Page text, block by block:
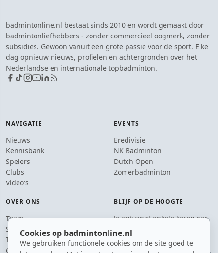
Cookies op badmintonline.nl
We gebruiken functionele cookies om de site goed te
badmintonline.nl bestaat sinds 2010 en wordt gemaakt door
badmintonliefhebbers - zonder commercieel oogmerk, zonder
subsidies. Gewoon vanuit een grote passie voor de sport. Elke
dag opnieuw nieuws, profielen en achtergronden over het
Nederlandse en internationale topbadminton.
NAVIGATIE
Nieuws
Kennisbank
Spelers
Clubs
Video's
EVENTS
Eredivisie
NK Badminton
Dutch Open
Zomerbadminton
OVER ONS
Team
Supporters
Tip de redactie
Contact
BLIJF OP DE HOOGTE
Je ontvangt enkele keren per
jaar een e-mail met het
laatste badmintonnieuws.